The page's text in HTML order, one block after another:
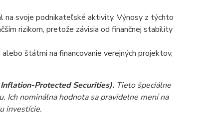
na svoje podnikateľské aktivity. Výnosy z týchto
rizikom, pretože závisia od finančnej stability
štátmi na financovanie verejných projektov,
Protected Securities).Tieto špeciálne
Ich nominálna hodnota sa pravidelne mení na
investície.